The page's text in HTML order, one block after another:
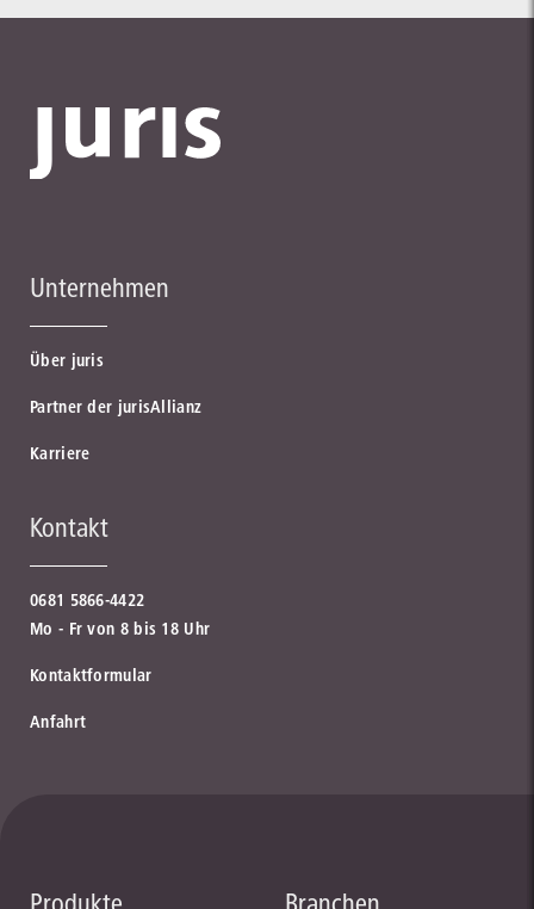
Unternehmen
Über juris
Partner der jurisAllianz
Karriere
Kontakt
0681 5866-4422
Mo - Fr von 8 bis 18 Uhr
Kontaktformular
Anfahrt